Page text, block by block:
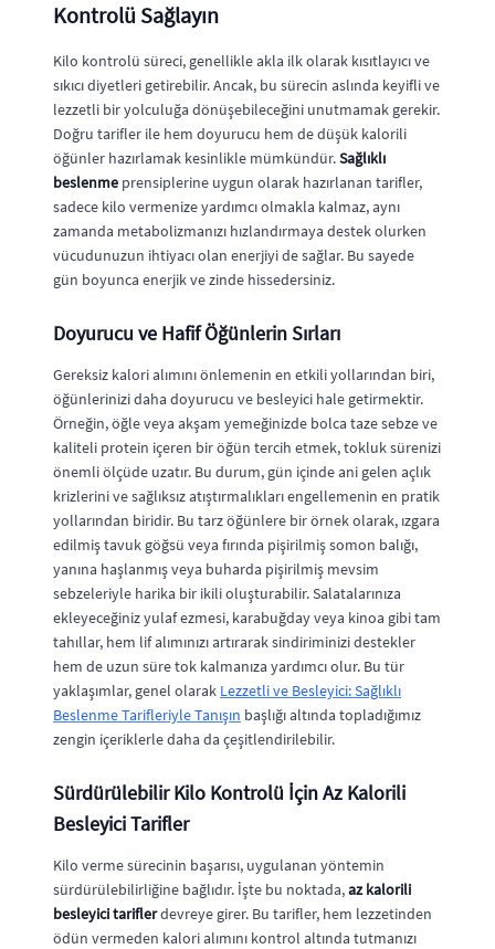
Kontrolü Sağlayın
Kilo kontrolü süreci, genellikle akla ilk olarak kısıtlayıcı ve
sıkıcı diyetleri getirebilir. Ancak, bu sürecin aslında keyifli ve
lezzetli bir yolculuğa dönüşebileceğini unutmamak gerekir.
Doğru tarifler ile hem doyurucu hem de düşük kalorili
öğünler hazırlamak kesinlikle mümkündür.Sağlıklı
beslenme prensiplerine uygun olarak hazırlanan tarifler,
sadece kilo vermenize yardımcı olmakla kalmaz, aynı
zamanda metabolizmanızı hızlandırmaya destek olurken
vücudunuzun ihtiyacı olan enerjiyi de sağlar. Bu sayede
gün boyunca enerjik ve zinde hissedersiniz.
Doyurucu ve Hafif Öğünlerin Sırları
Gereksiz kalori alımını önlemenin en etkili yollarından biri,
öğünlerinizi daha doyurucu ve besleyici hale getirmektir.
Örneğin, öğle veya akşam yemeğinizde bolca taze sebze ve
kaliteli protein içeren bir öğün tercih etmek, tokluk sürenizi
önemli ölçüde uzatır. Bu durum, gün içinde ani gelen açlık
krizlerini ve sağlıksız atıştırmalıkları engellemenin en pratik
yollarından biridir. Bu tarz öğünlere bir örnek olarak, ızgara
edilmiş tavuk göğsü veya fırında pişirilmiş somon balığı,
yanına haşlanmış veya buharda pişirilmiş mevsim
sebzeleriyle harika bir ikili oluşturabilir. Salatalarınıza
ekleyeceğiniz yulaf ezmesi, karabuğday veya kinoa gibi tam
tahıllar, hem lif alımınızı artırarak sindiriminizi destekler
hem de uzun süre tok kalmanıza yardımcı olur. Bu tür
yaklaşımlar, genel olarak Lezzetli ve Besleyici: Sağlıklı
Beslenme Tarifleriyle Tanışın başlığı altında topladığımız
zengin içeriklerle daha da çeşitlendirilebilir.
Sürdürülebilir Kilo Kontrolü İçin Az Kalorili
Besleyici Tarifler
Kilo verme sürecinin başarısı, uygulanan yöntemin
sürdürülebilirliğine bağlıdır. İşte bu noktada,az kalorili
besleyici tariflerdevreye girer. Bu tarifler, hem lezzetinden
ödün vermeden kalori alımını kontrol altında tutmanızı